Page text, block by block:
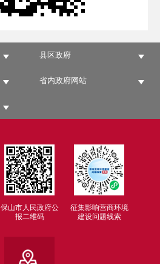
县区政府
省内政府网站
保山市人民政府公
报二维码
征集影响营商环境
建设问题线索